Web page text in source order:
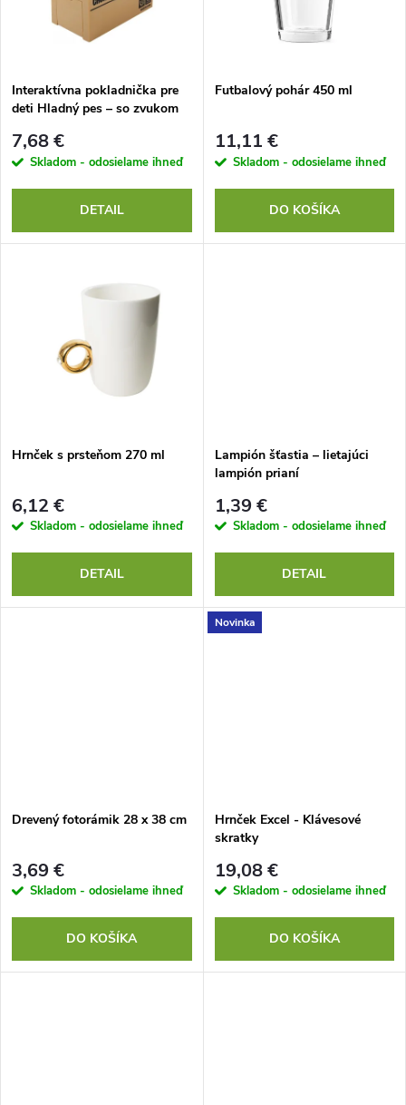
e
p
r
o
o
v
s
p
r
o
v
Interaktívna pokladnička pre
deti Hladný pes – so zvukom
7,68 €
Skladom - odosielame ihneď
DETAIL
Futbalový pohár 450 ml
11,11 €
Skladom - odosielame ihneď
DO KOŠÍKA
Hrnček s prsteňom 270 ml
6,12 €
Skladom - odosielame ihneď
DETAIL
Lampión šťastia – lietajúci
lampión prianí
1,39 €
Skladom - odosielame ihneď
DETAIL
Drevený fotorámik 28 x 38 cm
3,69 €
Skladom - odosielame ihneď
DO KOŠÍKA
Novinka
Hrnček Excel - Klávesové
skratky
19,08 €
Skladom - odosielame ihneď
DO KOŠÍKA